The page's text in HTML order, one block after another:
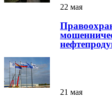
22 мая
21 мая